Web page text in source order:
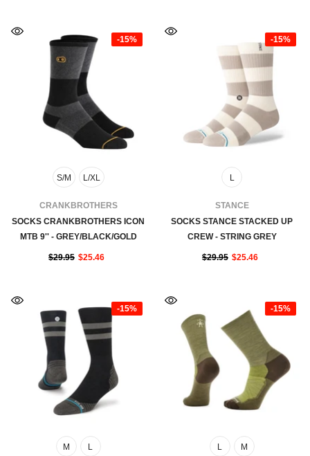
-15%
S/M L/XL
FOURNISSEUR:CRANKBROTHERS
SOCKS CRANKBROTHERS ICON
MTB 9'' - GREY/BLACK/GOLD
$29.95 $25.46
-15%
L
FOURNISSEUR:STANCE
SOCKS STANCE STACKED UP
CREW - STRING GREY
$29.95 $25.46
-15%
M L
-15%
L M